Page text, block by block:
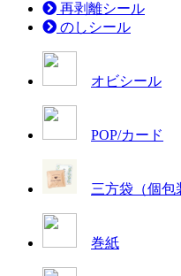
再剥離シール
のしシール
オビシール
POP/カード
三方袋（個包
巻紙